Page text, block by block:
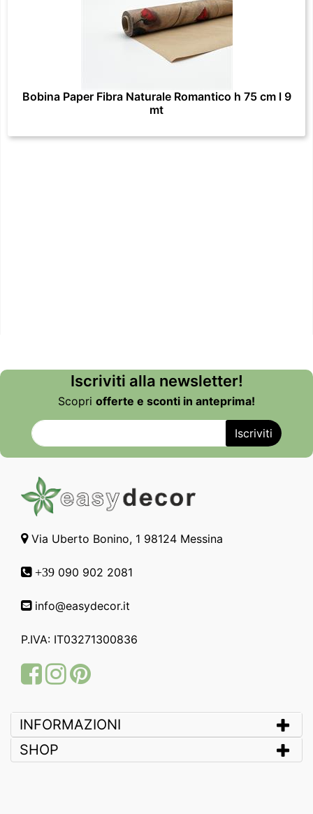
Bobina Paper Fibra Naturale Romantico h 75 cm l 9
mt
Iscriviti alla newsletter!
Scopri offerte e sconti in anteprima!
Via Uberto Bonino, 1 98124 Messina
+39 090 902 2081
info@easydecor.it
P.IVA: IT03271300836
FacebookInstagram
Pinterest
INFORMAZIONI
SHOP